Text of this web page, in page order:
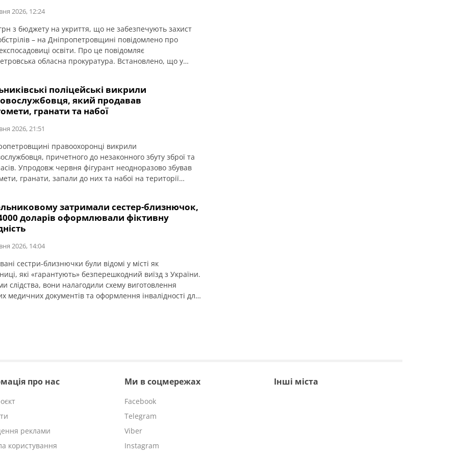
2026, 12:24
з бюджету на укриття, що не забезпечують захист
– на Дніпропетровщині повідомлено про
освіти. Про це повідомляє
обласна прокуратура. Встановлено, що у
типу для закладів освіти у Синельниківському
поліцейські викрили
який продавав
гранати та набої
2026, 21:51
правоохоронці викрили
причетного до незаконного збуту зброї та
Упродовж червня фігурант неодноразово збував
гранати, запали до них та набої на території
відділу кримінальної поліції Синельниківського
управління поліції спільно з оперативними службами
області, […]
затримали сестер-близнючок,
доларів оформлювали фіктивну
2026, 14:04
сестри-близнючки були відомі у місті як
які «гарантують» безперешкодний виїзд з України.
слідства, вони налагодили схему виготовлення
медичних документів та оформлення інвалідності для
про нас
реклами
користування
Ми в соцмережах
Facebook
Telegram
Viber
Instagram
Інші міста